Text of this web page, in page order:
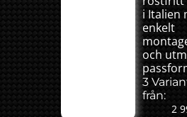
i Italien
enkelt
och
3
från:
2